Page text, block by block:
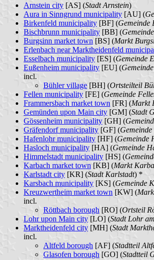
Arnstein city [AS] (Stadt Arnstein)
Aura in Sinngrund municipality [AU] (
Birkenfeld municipality [BF] (Gemeinde
Bischbrunn municipality [BB] (
Burgsinn market town [BS] (Markt
Erlenbach near Marktheidenfeld
Esselbach municipality [ES] (Gemeinde
Eußenheim municipality [EU] (
incl.
Bühler village [BH] (Ortsteilteil
Fellen municipality [FE] (Gemeinde
Frammersbach market town [FR] (Markt
Gemünden upon Main city [GM] (Stadt
Gössenheim municipality [GH] (
Gräfendorf municipality [GF] (
Hafenlohr municipality [HF] (Gemeinde
Hasloch municipality [HA] (Gemeinde
Himmelstadt municipality [HS] (
Karbach market town [KB] (Markt
Karlstadt city [KR] (Stadt Karlstadt) *
Karsbach municipality [KS] (Gemeinde
Kreuzwertheim market town [KW] (
incl.
Röttbach borough [RO] (Ortsteil
Lohr upon Main city [LO] (Stadt Lohr
Marktheidenfeld city [MH] (Stadt
incl.
Altfeld borough [AF] (Stadtteil
Glasofen borough [GO] (Stadtteil